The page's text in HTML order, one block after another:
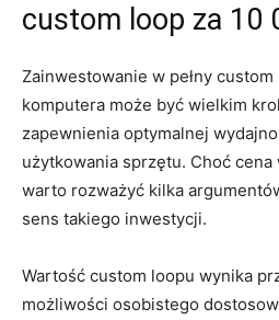
custom loop za 10⁢
Zainwestowanie w pełny
⁢komputera może być⁢ wielkim
zapewnienia optymalnej
użytkowania sprzętu. Choć cena
warto rozważyć ⁤kilka
sens takiego inwestycji.
Wartość ⁣custom loopu wynika
możliwości osobistego